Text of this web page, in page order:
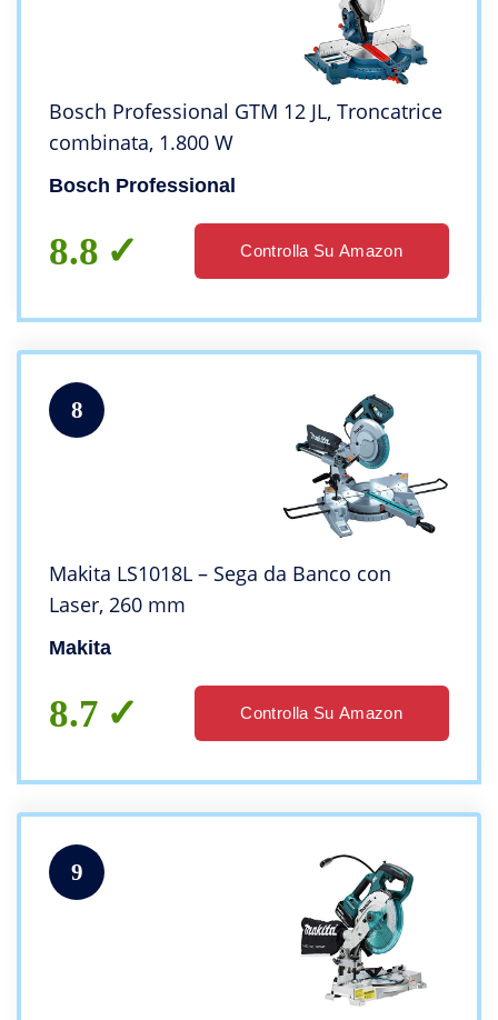
Bosch Professional GTM 12 JL, Troncatrice
combinata, 1.800 W
Bosch Professional
8.8 Controlla Su Amazon
8
Makita LS1018L – Sega da Banco con
Laser, 260 mm
Makita
8.7 Controlla Su Amazon
9